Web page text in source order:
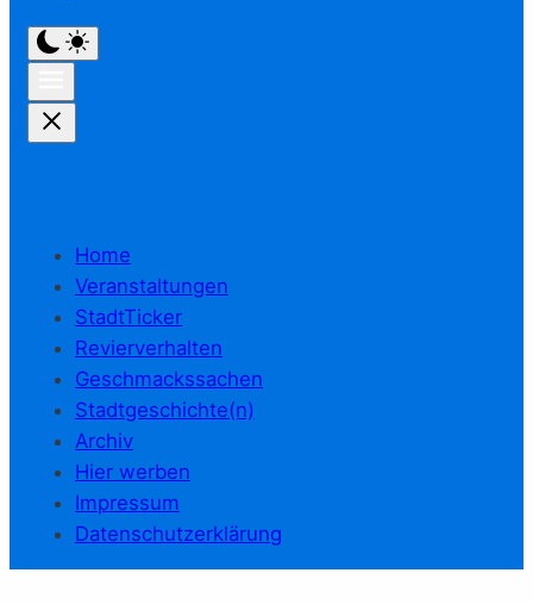
Home
Veranstaltungen
StadtTicker
Revierverhalten
Geschmackssachen
Stadtgeschichte(n)
Archiv
Hier werben
Impressum
Datenschutzerklärung